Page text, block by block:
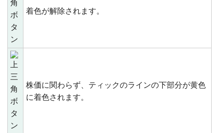
着色が解除されます。
株価に関わらず、ティックのラインの下部分が黄色
に着色されます。